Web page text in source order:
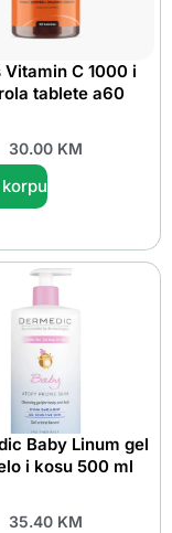
Vitamin C 1000 i
tablete a60
30.00 KM
Baby Linum gel
i kosu 500 ml
35.40 KM